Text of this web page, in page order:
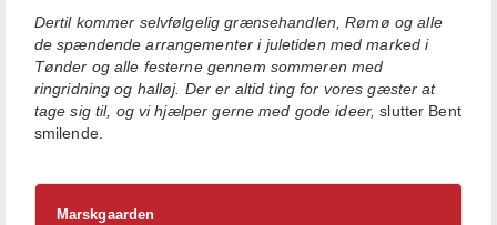
Dertil kommer selvfølgelig grænsehandlen, Rømø og alle
de spændende arrangementer i juletiden med marked i
Tønder og alle festerne gennem sommeren med
ringridning og halløj. Der er altid ting for vores gæster at
tage sig til, og vi hjælper gerne med gode ideer, slutter Bent
smilende.
Marskgaarden